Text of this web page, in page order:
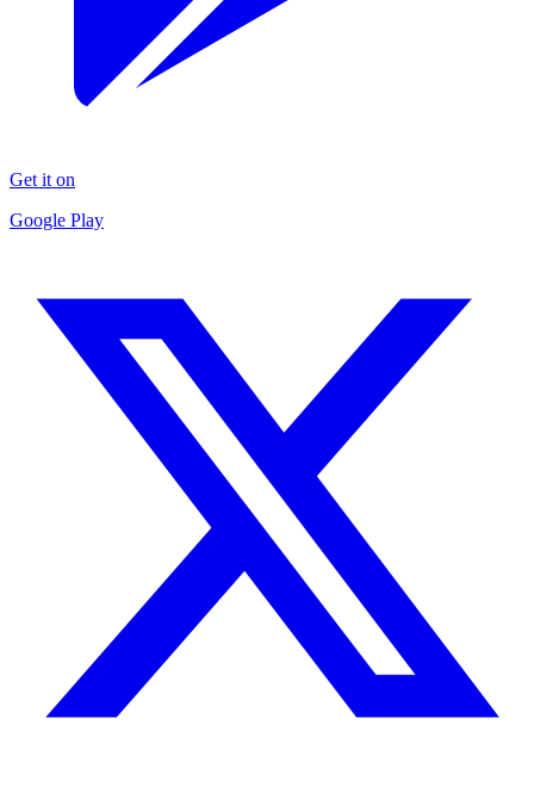
Get it on
Google Play